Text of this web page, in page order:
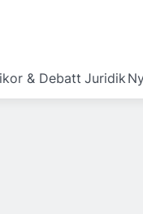
& Debatt Juridik